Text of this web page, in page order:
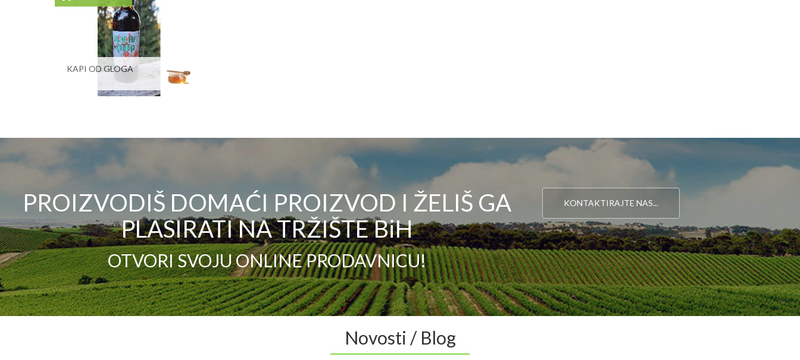
KAPI OD GLOGA
PROIZVODIŠ DOMAĆI PROIZVOD I ŽELIŠ GA
PLASIRATI NA TRŽIŠTE BiH
OTVORI SVOJU ONLINE PRODAVNICU!
KONTAKTIRAJTE NAS...
Novosti / Blog